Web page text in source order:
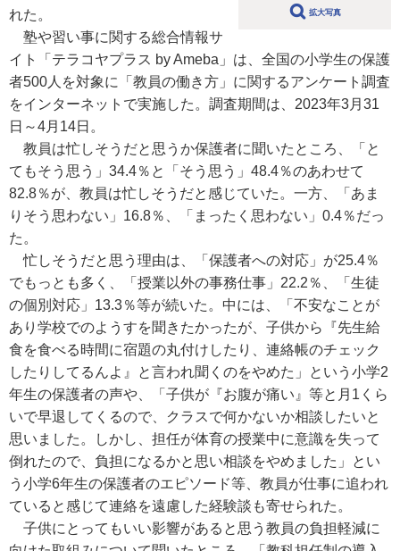
拡大写真
れた。
塾や習い事に関する総合情報サ
イト「テラコヤプラス by Ameba」は、全国の小学生の保護
者500人を対象に「教員の働き方」に関するアンケート調査
をインターネットで実施した。調査期間は、2023年3月31
日～4月14日。
教員は忙しそうだと思うか保護者に聞いたところ、「と
てもそう思う」34.4％と「そう思う」48.4％のあわせて
82.8％が、教員は忙しそうだと感じていた。一方、「あま
りそう思わない」16.8％、「まったく思わない」0.4％だっ
た。
忙しそうだと思う理由は、「保護者への対応」が25.4％
でもっとも多く、「授業以外の事務仕事」22.2％、「生徒
の個別対応」13.3％等が続いた。中には、「不安なことが
あり学校でのようすを聞きたかったが、子供から『先生給
食を食べる時間に宿題の丸付けしたり、連絡帳のチェック
したりしてるんよ』と言われ聞くのをやめた」という小学2
年生の保護者の声や、「子供が『お腹が痛い』等と月1くら
いで早退してくるので、クラスで何かないか相談したいと
思いました。しかし、担任が体育の授業中に意識を失って
倒れたので、負担になるかと思い相談をやめました」とい
う小学6年生の保護者のエピソード等、教員が仕事に追われ
ていると感じて連絡を遠慮した経験談も寄せられた。
子供にとってもいい影響があると思う教員の負担軽減に